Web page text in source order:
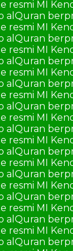
resmi MI
alQuran
resmi MI
alQuran
resmi MI
alQuran
resmi MI
alQuran
resmi MI
alQuran
resmi MI
alQuran
resmi MI
alQuran
resmi MI
alQuran
resmi MI
alQuran
resmi MI
alQuran
resmi MI
alQuran